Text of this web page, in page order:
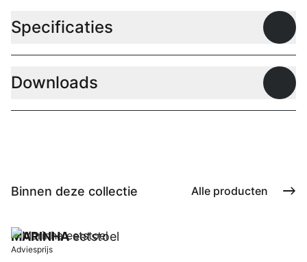
Specificaties
Downloads
Binnen deze collectie Alle producten
MARINHAeetstoel
Adviesprijs